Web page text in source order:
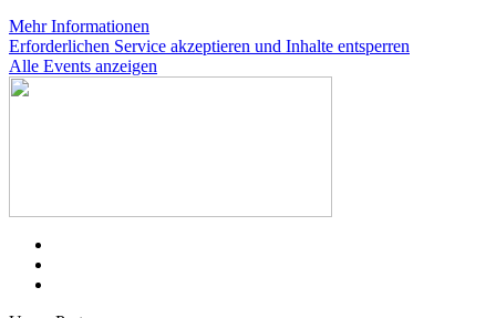
Mehr Informationen
Erforderlichen Service akzeptieren und Inhalte entsperren
Alle Events anzeigen